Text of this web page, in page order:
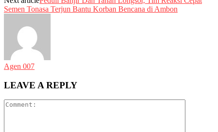
Semen Tonasa Terjun Bantu Korban Bencana di Ambon
Agen 007
LEAVE A REPLY